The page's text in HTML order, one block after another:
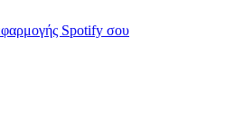
Spotify σου